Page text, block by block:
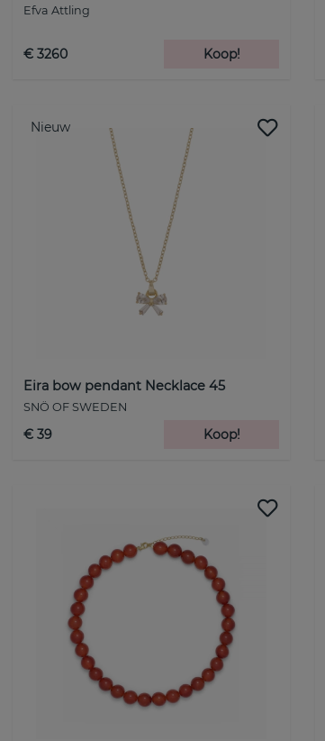
Efva Attling
€ 3260 Koop!
Nieuw
Eira bow pendant Necklace 45
SNÖ OF SWEDEN
€ 39 Koop!